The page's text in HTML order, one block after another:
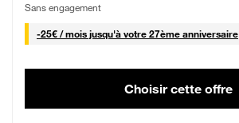
Sans engagement
-25€ / mois25 € par mois
jusqu'à votre 27ème anniversaire
Choisir cette offre